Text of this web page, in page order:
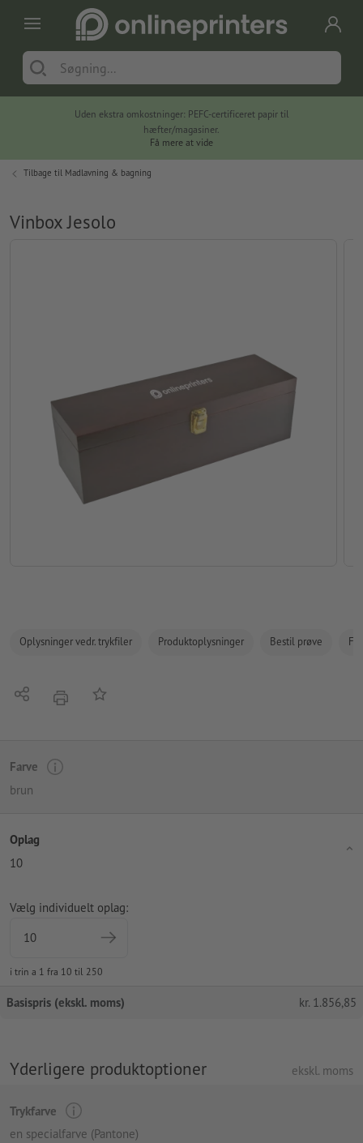
Uden ekstra omkostninger: PEFC-certificeret papir til
hæfter/magasiner.
Få mere at vide
Tilbage til Madlavning & bagning
Vinbox Jesolo
Oplysninger vedr. trykfiler Produktoplysninger Bestil prøve
Del tryk Tilføj til huskelisten
Farve
brun
Oplag
10
Vælg individuelt oplag:
i trin a 1 fra 10 til 250
Basispris (ekskl. moms) kr. 1.856,85
Yderligere produktoptioner ekskl. moms
Trykfarve
en specialfarve (Pantone)